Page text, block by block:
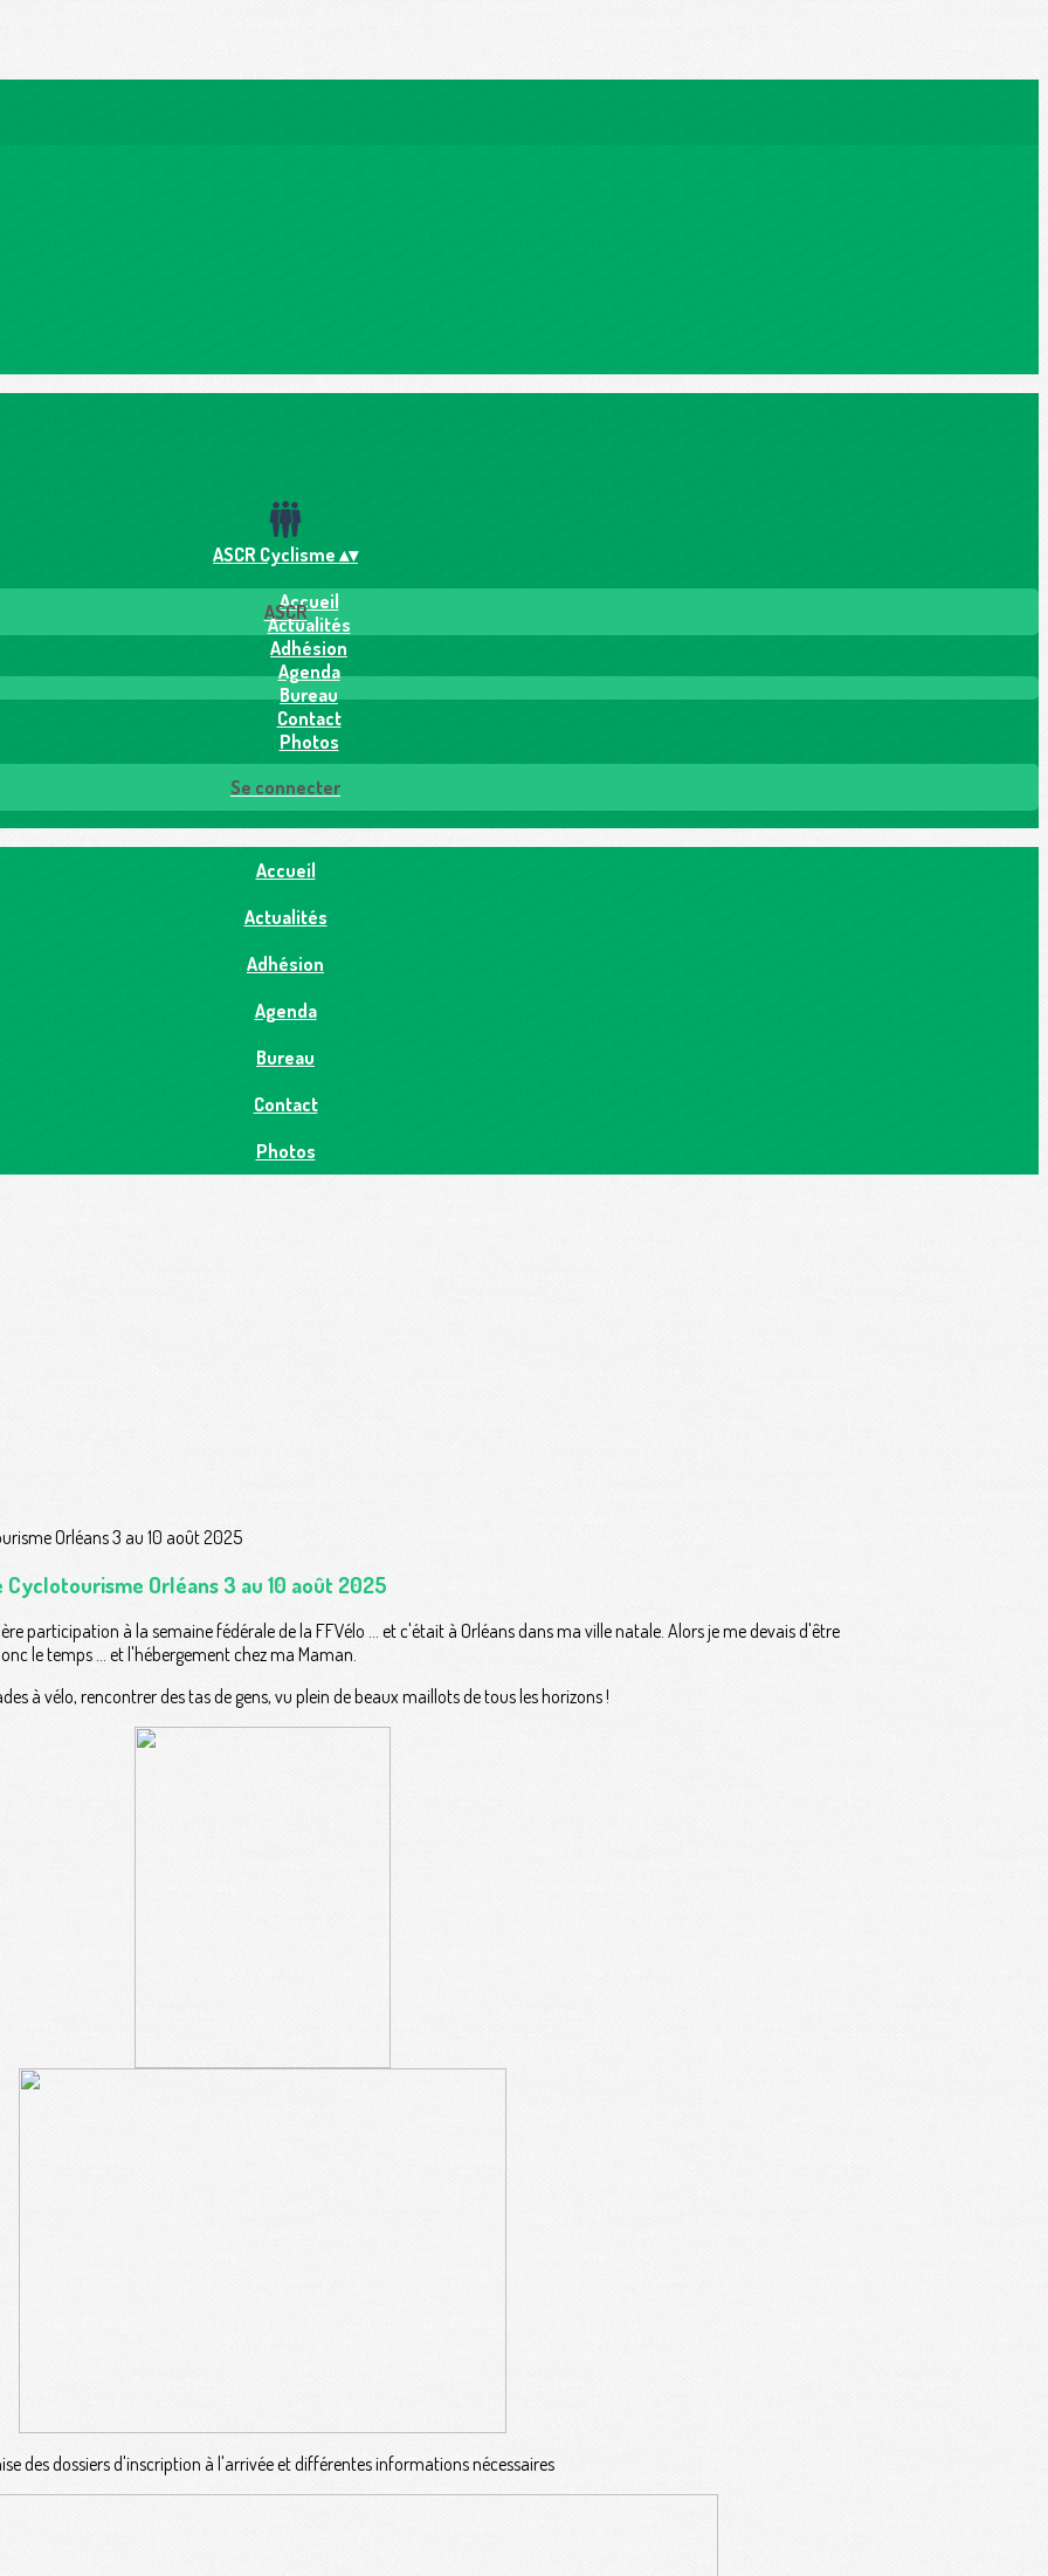
ASCR Cyclisme ▴▾
Accueil
Actualités
Adhésion
Agenda
Bureau
Contact
Photos
ASCR
Se connecter
Accueil
Actualités
Adhésion
Agenda
Bureau
Contact
Photos
Orléans 3 au 10 août 2025
participation à la semaine fédérale de la FFVélo ... et c'était à Orléans dans ma ville natale. Alors je me devais d'être
le temps ... et l'hébergement chez ma Maman.
à vélo, rencontrer des tas de gens, vu plein de beaux maillots de tous les horizons !
des dossiers d'inscription à l'arrivée et différentes informations nécessaires